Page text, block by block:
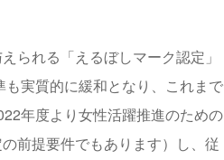
られる「えるぼしマーク認定」
実質的に緩和となり、これまで
年度より女性活躍推進のための
前提要件でもあります）し、従